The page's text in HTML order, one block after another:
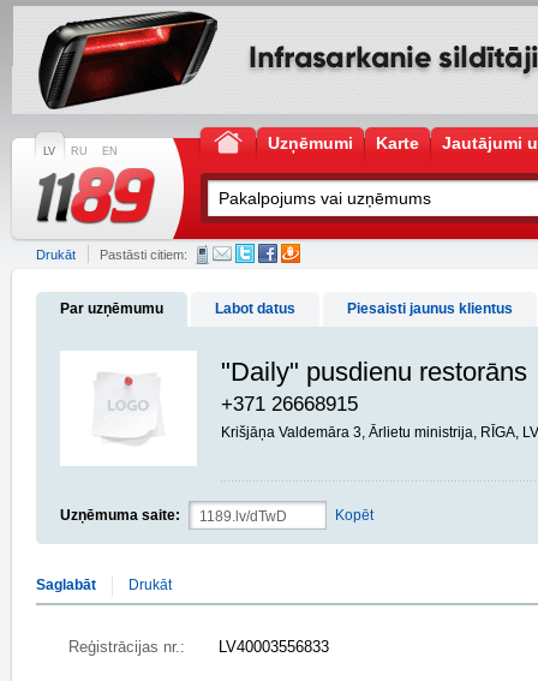
LV RU EN Uzņēmumi Karte Jautājumi
Drukāt Pastāsti citiem:
Par uzņēmumu Labot datus Piesaisti jaunus klientus
"Daily" pusdienu restorāns
+371 26668915
Krišjāņa Valdemāra 3, Ārlietu ministrija, RĪGA,
Uzņēmuma saite: Kopēt
Saglabāt Drukāt
Reģistrācijas nr.: LV40003556833